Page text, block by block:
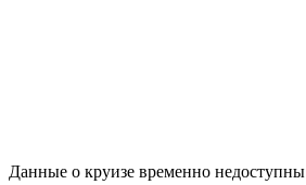
Данные о круизе временно недоступны